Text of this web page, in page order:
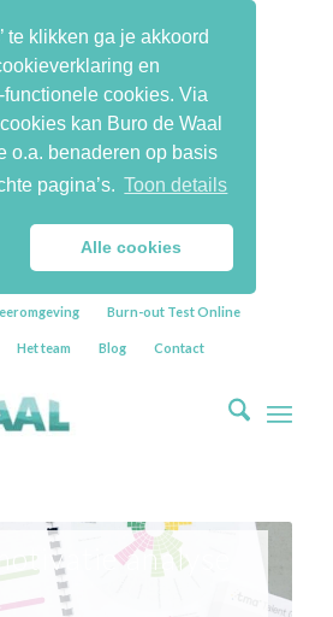
te klikken ga je akkoord
en
cookies. Via
kan Buro de Waal
o.a. benaderen op basis
pagina’s. Toon details
Alle cookies
Burn-out Test Online
Het team Blog Contact
analyse